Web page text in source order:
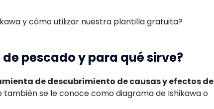
y cómo utilizar nuestra plantilla gratuita?
pescado y para qué sirve?
de descubrimiento de causas y efectos de
también se le conoce como diagrama de Ishikawa o